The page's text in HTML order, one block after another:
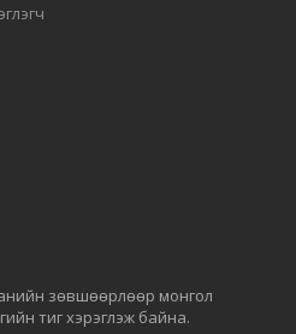
зөвшөөрлөөр монгол
тиг хэрэглэж байна.